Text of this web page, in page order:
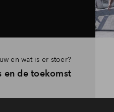
en wat is er stoer?
en de toekomst